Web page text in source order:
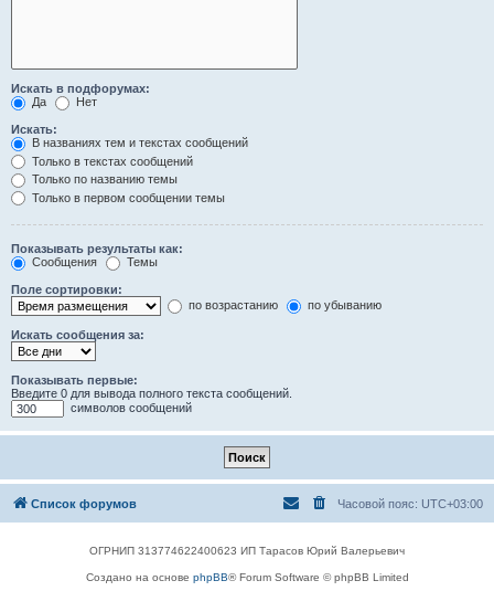
Искать в подфорумах:
Да
Нет
Искать:
В названиях тем и текстах сообщений
Только в текстах сообщений
Только по названию темы
Только в первом сообщении темы
Показывать результаты как:
Сообщения
Темы
Поле сортировки:
по возрастанию
по убыванию
Искать сообщения за:
Показывать первые:
Введите 0 для вывода полного текста сообщений.
символов сообщений
Список форумов Часовой пояс: UTC+03:00
ОГРНИП 313774622400623 ИП Тарасов Юрий Валерьевич
Создано на основе phpBB® Forum Software © phpBB Limited